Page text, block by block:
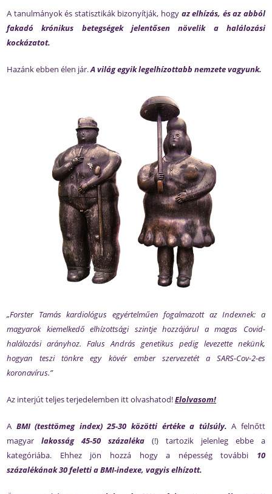
A tanulmányok és statisztikák bizonyítják, hogy az elhízás, és az abból
fakadó krónikus betegségek jelentősen növelik a halálozási
kockázatot.
Hazánk ebben élen jár.A világ egyik legelhízottabb nemzete vagyunk.
„Forster Tamás kardiológus egyértelműen fogalmazott az Indexnek: a
magyarok kiemelkedő elhízottsági szintje hozzájárul a magas Covid-
halálozási arányhoz. Falus András genetikus pedig levezette nekünk,
hogyan teszi tönkre egy kövér ember szervezetét a SARS-Cov-2-es
koronavírus.”
Az interjút teljes terjedelemben itt olvashatod!Elolvasom!
A BMI (testtömeg index) 25-30 közötti értéke a túlsúly. A felnőtt
magyarlakosság 45-50 százaléka (!) tartozik jelenleg ebbe a
kategóriába. Ehhez jön hozzá hogy a népesség további 10
százalékának 30 feletti a BMI-indexe, vagyis elhízott.